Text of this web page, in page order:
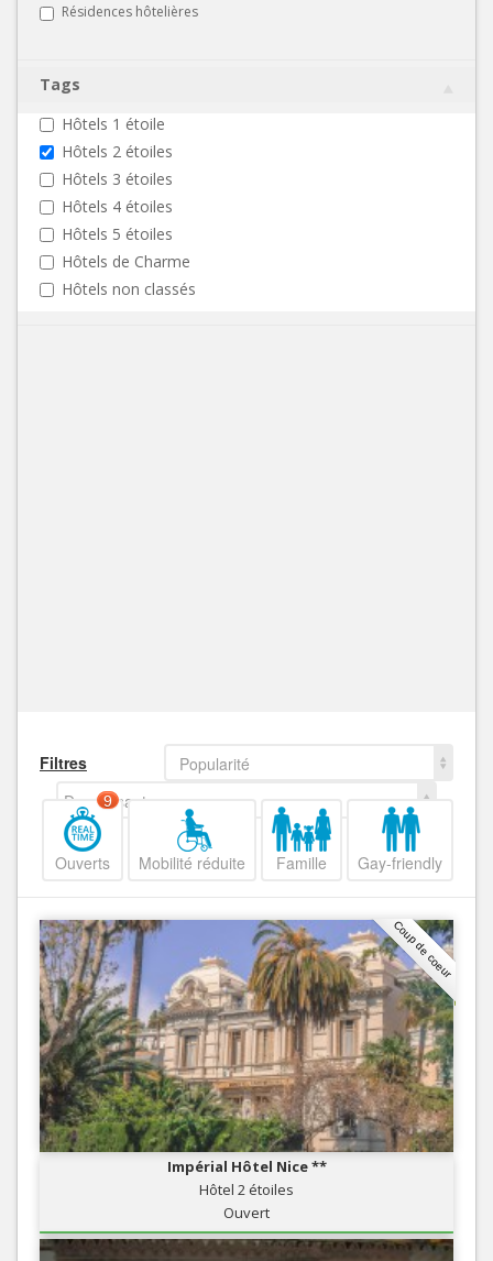
Résidences hôtelières
Tags
Hôtels 1 étoile
Hôtels 2 étoiles
Hôtels 3 étoiles
Hôtels 4 étoiles
Hôtels 5 étoiles
Hôtels de Charme
Hôtels non classés
Filtres
Popularité
Decroissant
Ouverts
9
Mobilité réduite Famille Gay-friendly
Coup de coeur
Impérial Hôtel Nice **
Hôtel 2 étoiles
Ouvert